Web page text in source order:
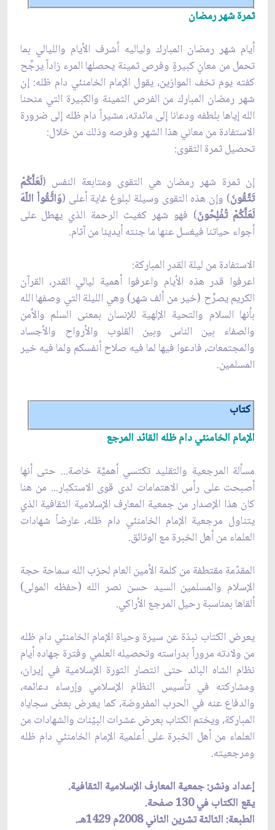
ثمرة شهر رمضان
أيام شهر رمضان المبارك ولياليه أشرف الأيام والليالي بما
تحمل من معانٍ كبيرةٍ وفرص ثمينة يحصلها المرء زاداً يرجِّح
كفته يوم تخف الموازين، يقول الإمام الخامنئي دام ظله: إن
شهر رمضان المبارك من الفرص الثمينة والكبيرة التي منحنا
الله إياها بلطفه ودعانا إلى مائدته، مشيراً دام ظله إلى ضرورة
الاستفادة من معاني هذا الشهر وفرصه وذلك من خلال:
تحصيل ثمرة التقوى:
إن ثمرة شهر رمضان هي التقوى ومتابعة النفس (لَعَلَّكُمْ
تَتَّقُونَ) وإن هذه التقوى وسيلة لبلوغ غاية أعلى (وَاتَّقُواْ اللّهَ
لَعَلَّكُمْ تُفْلِحُونَ) فهو شهر كغيث الرحمة الذي يهطل على
أجواء حياتنا فيغسل عنها ما جنته أيدينا من آثام.
الاستفادة من ليلة القدر المباركة:
اعرفوا قدر هذه الأيام واعرفوا أهمية ليالي القدر، القرآن
الكريم يصرِّح (خير من ألف شهر) وهي الليلة التي وصفها الله
بأنها السلام والتحية الإلهية للإنسان بمعنى السلم والأمن
والصفاء بين الناس وبين القلوب والأرواح والأجساد
والمجتمعات، فادعوا فيها لما فيه صلاح أنفسكم ولما فيه خير
المسلمين.
كتاب
الإمام الخامنئي دام ظله القائد المرجع
مسألة المرجعية والتقليد تكتسي أهميَّة خاصة... حتى أنها
أصبحت على رأس الاهتمامات لدى قوى الاستكبار... من هنا
كان هذا الإصدار من جمعية المعارف الإسلامية الثقافية الذي
يتناول مرجعية الإمام الخامنئي دام ظله، عارضاً شهادات
العلماء من أهل الخبرة مع الوثائق.
المقدّمة مقتطفة من كلمة الأمين العام لحزب الله سماحة حجة
الإسلام والمسلمين السيد حسن نصر الله (حفظه المولى)
ألقاها بمناسبة رحيل المرجع الأراكي.
يعرض الكتاب نبذة عن سيرة وحياة الإمام الخامنئي دام ظله
من ولادته مروراً بدراسته وتحصيله العلمي وفترة جهاده أيام
نظام الشاه البائد حتى انتصار الثورة الإسلامية في إيران،
ومشاركته في تأسيس النظام الإسلامي وإرساء دعائمه،
والدفاع عنه في الحرب المفروضة، كما يعرض بعض سجاياه
المباركة، ويختم الكتاب بعرض عشرات البيّنات والشهادات من
العلماء من أهل الخبرة على أعلمية الإمام الخامنئي دام ظله
ومرجعيته.
إعداد ونشر: جمعية المعارف الإسلامية الثقافية.
يقع الكتاب في 130 صفحة.
الطبعة: الثالثة تشرين الثاني 2008م 1429هـ.